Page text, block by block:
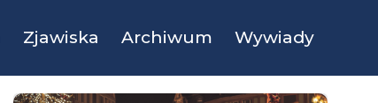
Zjawiska Archiwum Wywiady